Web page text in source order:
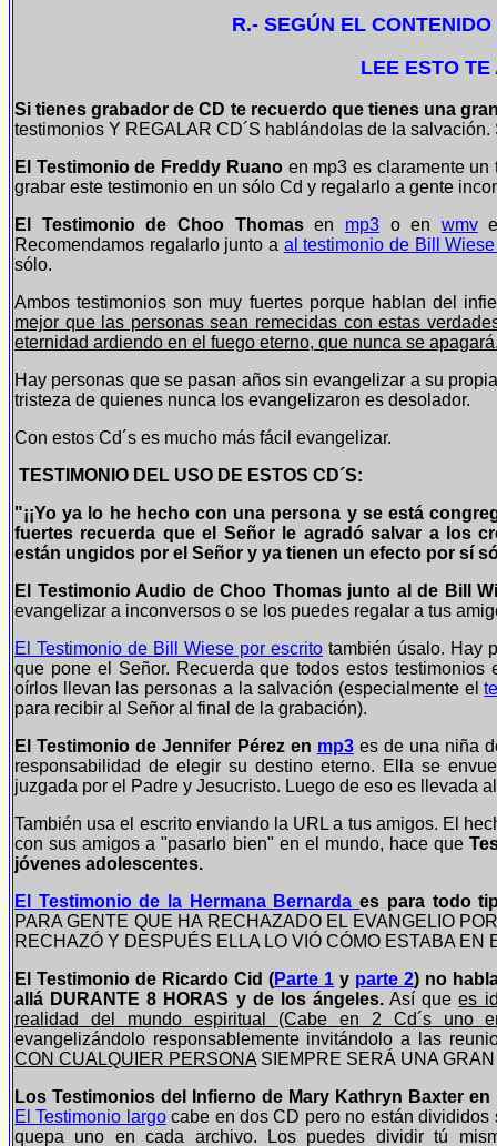
R.- SEGÚN EL
LEE ESTO TE
Si tienes grabador de CD te recuerdo que tienes una
testimonios Y REGALAR CD´S hablándolas de la
El Testimonio de Freddy Ruanoen mp3 es claramente un
grabar este testimonio en un sólo Cd y regalarlo a gente
El Testimonio de Choo Thomasen mp3o en wmv
Recomendamos regalarlo junto a al testimonio de Bill
sólo.
Ambos testimonios son muy fuertes porque hablan del
mejor que las personas sean remecidas con estas
eternidad ardiendo en el fuego eterno, que nunca se
Hay personas que se pasan años sin evangelizar a su
tristeza de quienes nunca los evangelizaron es desolador.
Con estos Cd´s es mucho más fácil evangelizar.
TESTIMONIO DEL USO DE ESTOS CD´S:
"¡¡Yo ya lo he hecho con una persona y se está
fuertes recuerda que el Señor le agradó salvar a los
están ungidos por el Señor y ya tienen un efecto por sí
El Testimonio Audio de Choo Thomas junto al de Bill
evangelizar a inconversos o se los puedes regalar a tus
El Testimonio de Bill Wiese por escrito también úsalo. Hay
que pone el Señor. Recuerda que todos estos
oírlos llevan las personas a la salvación (especialmente el
para recibir al Señor al final de la grabación).
El Testimonio de Jennifer Pérez en mp3 es de una niña
responsabilidad de elegir su destino eterno. Ella se
juzgada por el Padre y Jesucristo. Luego de eso es llevada
También usa el escrito enviando la URL a tus amigos. El
con sus amigos a "pasarlo bien" en el mundo, hace que
jóvenes adolescentes.
El Testimonio de la Hermana Bernardaes para todo
PARA GENTE QUE HA RECHAZADO EL EVANGELIO
RECHAZÓ Y DESPUÉS ELLA LO VIÓ CÓMO ESTABA EN
El Testimonio de Ricardo Cid (Parte 1 y parte 2) no
allá DURANTE 8 HORAS y de los ángeles. Así quees
realidad del mundo espiritual (Cabe en 2 Cd´s uno
evangelizándolo responsablemente invitándolo a las
CON CUALQUIER PERSONA SIEMPRE SERÁ UNA
Los Testimonios del Infierno de Mary Kathryn Baxter en
El Testimonio largocabe en dos CD pero no están
quepa uno en cada archivo. Los puedes dividir tú